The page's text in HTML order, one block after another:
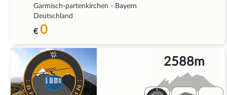
Garmisch-partenkirchen - Bayern
Deutschland
€ 0
2588m